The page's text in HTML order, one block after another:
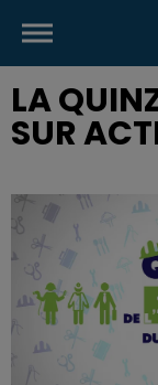
LA
SUR